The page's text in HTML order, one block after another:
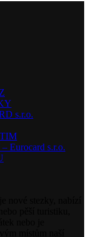
s.r.o.
Eurocard s.r.o.